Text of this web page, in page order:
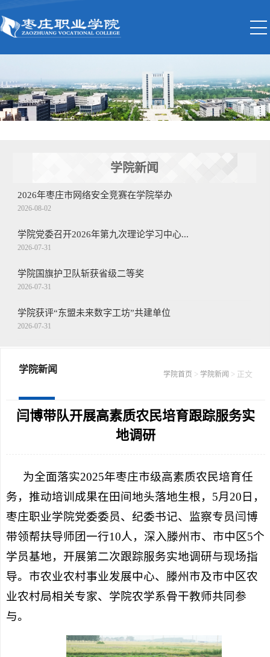
学院新闻
2026年枣庄市网络安全竞赛在学院举办
2026-08-02
学院党委召开2026年第九次理论学习中心...
2026-07-31
学院国旗护卫队斩获省级二等奖
2026-07-31
学院获评“东盟未来数字工坊”共建单位
2026-07-31
2026-07-30
学院首页 > 学院新闻 > 正文
学院新闻
闫博带队开展高素质农民培育跟踪服务实
地调研
为全面落实2025年枣庄市级高素质农民培育任
务，推动培训成果在田间地头落地生根，5月20日，
枣庄职业学院党委委员、纪委书记、监察专员闫博
带领帮扶导师团一行10人，深入滕州市、市中区5个
学员基地，开展第二次跟踪服务实地调研与现场指
导。市农业农村事业发展中心、滕州市及市中区农
业农村局相关专家、学院农学系骨干教师共同参
与。